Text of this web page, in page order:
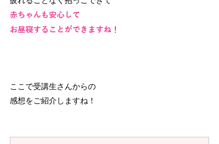
赤ちゃんも安心して
お昼寝することができますね！
ここで受講生さんからの
感想をご紹介しますね！